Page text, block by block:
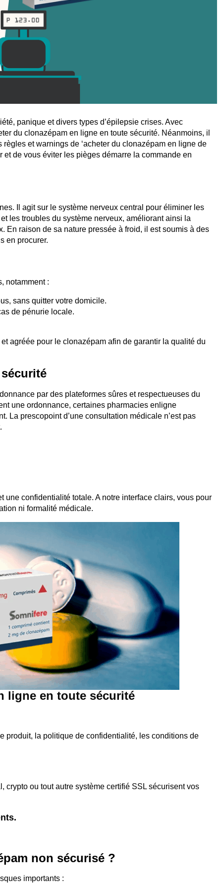
panique et divers types d’épilepsie crises. Avec
du clonazépam en ligneen toute sécurité. Néanmoins, il
et warnings de ‘acheter duclonazépam en ligne de
de vous éviter les pièges démarre la commande en
Il agit sur le système nerveux central pour éliminer les
les troubles du système nerveux, améliorant ainsi la
En raison de sa nature pressée à froid, il est soumis à des
en procurer.
notamment :
sans quitter votre domicile.
de pénurie locale.
agréée pour le clonazépam afin de garantir la qualité du
par des plateformes sûres et respectueuses du
une ordonnance, certaines pharmacies enligne
La prescopoint d’une consultation médicale n’est pas
confidentialité totale. A notre interface clairs, vous pour
ni formalité médicale.
ligne en toute sécurité
produit, la politique de confidentialité, les conditions de
crypto ou tout autre système certifié SSL sécurisent vos
non sécurisé ?
importants :